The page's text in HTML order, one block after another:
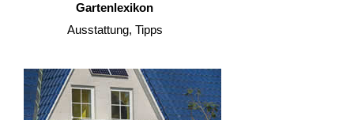
Gartenlexikon
Ausstattung, Tipps